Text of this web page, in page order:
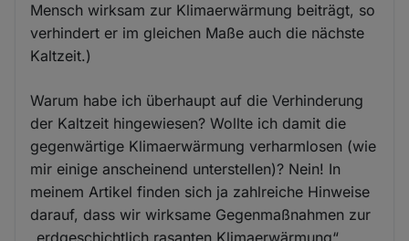
Mensch wirksam zur Klimaerwärmung beiträgt, so
verhindert er im gleichen Maße auch die nächste
Kaltzeit.)
Warum habe ich überhaupt auf die Verhinderung
der Kaltzeit hingewiesen? Wollte ich damit die
gegenwärtige Klimaerwärmung verharmlosen (wie
mir einige anscheinend unterstellen)? Nein! In
meinem Artikel finden sich ja zahlreiche Hinweise
darauf, dass wir wirksame Gegenmaßnahmen zur